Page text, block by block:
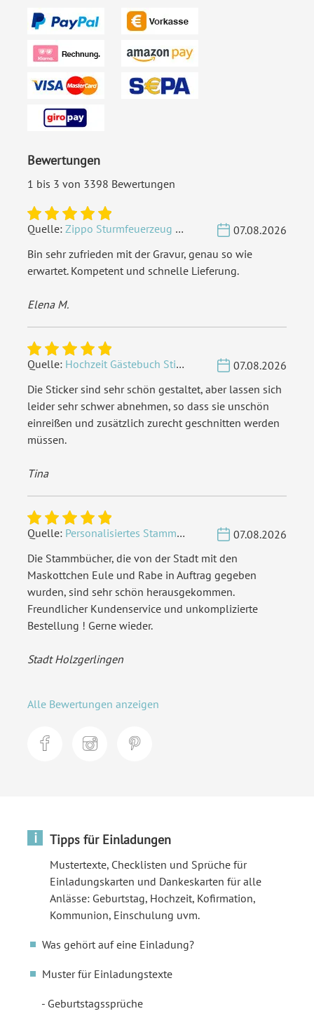
Bewertungen
1 bis 3 von 3398 Bewertungen
Quelle: Zippo Sturmfeuerzeug Chrom - Verzierte Initialen
07.08.2026
Bin sehr zufrieden mit der Gravur, genau so wie
erwartet. Kompetent und schnelle Lieferung.
Elena M.
Quelle: Hochzeit Gästebuch Sticker 40 Fragen - Weiß
07.08.2026
Die Sticker sind sehr schön gestaltet, aber lassen sich
leider sehr schwer abnehmen, so dass sie unschön
einreißen und zusätzlich zurecht geschnitten werden
müssen.
Tina
Quelle: Personalisiertes Stammbuch - Eigene Gravurdatei hochladen
07.08.2026
Die Stammbücher, die von der Stadt mit den
Maskottchen Eule und Rabe in Auftrag gegeben
wurden, sind sehr schön herausgekommen.
Freundlicher Kundenservice und unkomplizierte
Bestellung ! Gerne wieder.
Stadt Holzgerlingen
Alle Bewertungen anzeigen
i Tipps für Einladungen
Mustertexte, Checklisten und Sprüche für
Einladungskarten und Dankeskarten für alle
Anlässe: Geburtstag, Hochzeit, Kofirmation,
Kommunion, Einschulung uvm.
Was gehört auf eine Einladung?
Muster für Einladungstexte
Geburtstagssprüche